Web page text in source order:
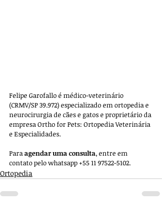
Felipe Garofallo é médico-veterinário
(CRMV/SP 39.972) especializado em ortopedia e
neurocirurgia de cães e gatos e proprietário da
empresa Ortho for Pets: Ortopedia Veterinária
e Especialidades.
Para agendar uma consulta, entre em
contato pelo whatsapp +55 11 97522-5102.
Ortopedia